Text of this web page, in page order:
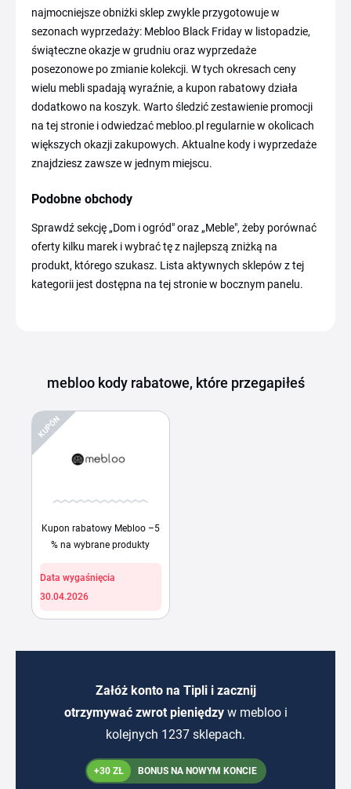
najmocniejsze obniżki sklep zwykle przygotowuje w
sezonach wyprzedaży: Mebloo Black Friday w listopadzie,
świąteczne okazje w grudniu oraz wyprzedaże
posezonowe po zmianie kolekcji. W tych okresach ceny
wielu mebli spadają wyraźnie, a kupon rabatowy działa
dodatkowo na koszyk. Warto śledzić zestawienie promocji
na tej stronie i odwiedzać mebloo.pl regularnie w okolicach
większych okazji zakupowych. Aktualne kody i wyprzedaże
znajdziesz zawsze w jednym miejscu.
Podobne obchody
Sprawdź sekcję „Dom i ogród" oraz „Meble", żeby porównać
oferty kilku marek i wybrać tę z najlepszą zniżką na
produkt, którego szukasz. Lista aktywnych sklepów z tej
kategorii jest dostępna na tej stronie w bocznym panelu.
mebloo kody rabatowe, które przegapiłeś
KUPÓN
Kupon rabatowy Mebloo –5
% na wybrane produkty
Data wygaśnięcia
30.04.2026
Załóż konto na Tipli i zacznij
otrzymywać zwrot pieniędzy w mebloo i
kolejnych 1237 sklepach.
+30 ZŁ BONUS NA NOWYM KONCIE